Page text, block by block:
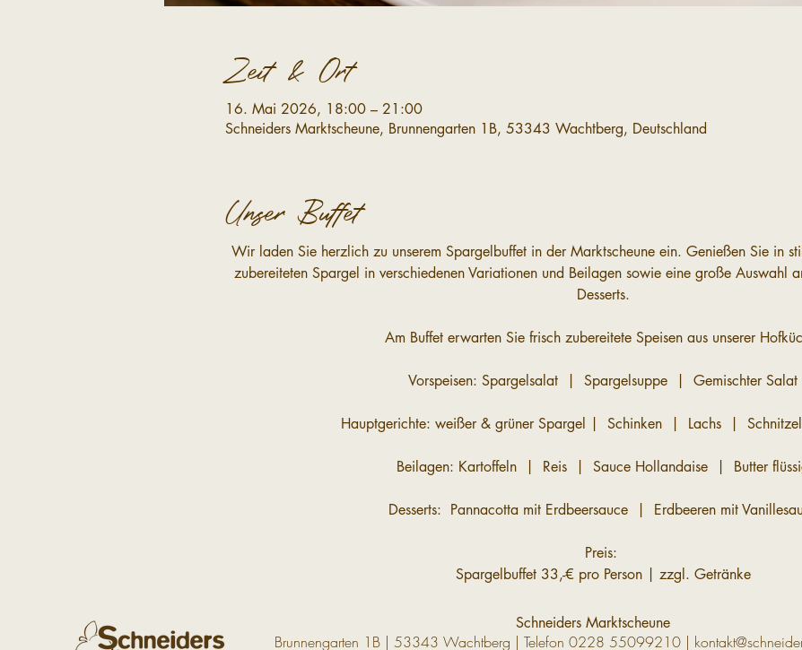
Zeit & Ort
16. Mai 2026, 18:00 – 21:00
Schneiders Marktscheune, Brunnengarten 1B, 53343 Wachtberg, Deutschland
Unser Buffet
Wir laden Sie herzlich zu unserem Spargelbuffet in der Marktscheune ein. Genießen Sie in
zubereiteten Spargel in verschiedenen Variationen und Beilagen sowie eine große Auswahl
Desserts.
Am Buffet erwarten Sie frisch zubereitete Speisen aus unserer
Vorspeisen: Spargelsalat  |  Spargelsuppe  |  Gemischter Salat
Hauptgerichte: weißer & grüner Spargel |  Schinken  |  Lachs  |
Beilagen: Kartoffeln  |  Reis  |  Sauce Hollandaise  |  Butter
Desserts:  Pannacotta mit Erdbeersauce  |  Erdbeeren mit
Preis:
Spargelbuffet 33,-€ pro Person | zzgl. Getränke
Schneiders Marktscheune
Brunnengarten 1B | 53343 Wachtberg | Telefon 0228 55099210|